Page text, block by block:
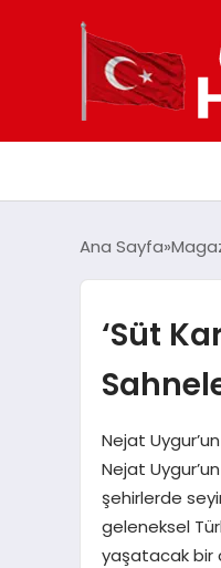
Ana Sayfa
‘Süt
Nejat
Nejat
şehirlerde
geleneksel
yaşatacak bir